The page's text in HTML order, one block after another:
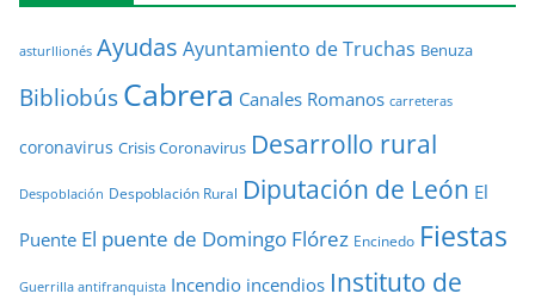
asturllionés Ayudas Ayuntamiento de Truchas Benuza
BibliobúsCabrera Canales Romanos carreteras
coronavirus Crisis Coronavirus Desarrollo rural
Despoblación Despoblación Rural Diputación de León El
Puente El puente de Domingo Flórez Encinedo Fiestas
Guerrilla antifranquista Incendio incendios Instituto de